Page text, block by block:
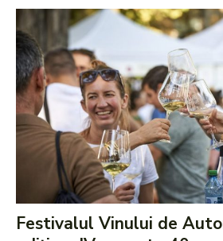
Festivalul Vinului de